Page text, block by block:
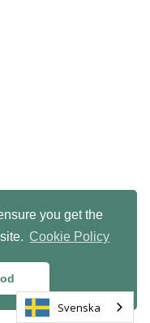
you get the
Cookie Policy
Svenska